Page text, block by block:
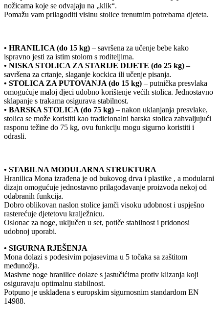
nožicama koje se odvajaju na „klik“.
Pomažu vam prilagoditi visinu stolice trenutnim potrebama djeteta.
• HRANILICA (do 15 kg) – savršena za učenje bebe kako
ispravno jesti za istim stolom s roditeljima.
• NISKA STOLICA ZA STARIJE DIJETE (do 25 kg) –
savršena za crtanje, slaganje kockica ili učenje pisanja.
• STOLICA ZA PUTOVANJA (do 15 kg) – putnička presvlaka
omogućuje maloj djeci udobno korištenje većih stolica. Jednostavno
sklapanje s trakama osigurava stabilnost.
• BARSKA STOLICA (do 75 kg) – nakon uklanjanja presvlake,
stolica se može koristiti kao tradicionalni barska stolica zahvaljujući
rasponu težine do 75 kg, ovu funkciju mogu sigurno koristiti i
odrasli.
• STABILNA MODULARNA STRUKTURA
Hranilica Mona izrađena je od bukovog drva i plastike , a modularni
dizajn omogućuje jednostavno prilagođavanje proizvoda nekoj od
odabranih funkcija.
Dobro oblikovan naslon stolice jamči visoku udobnost i uspješno
rasterećuje djetetovu kralježnicu.
Oslonac za noge, uključen u set, potiče stabilnost i pridonosi
udobnoj uporabi.
• SIGURNA RJEŠENJA
Mona dolazi s podesivim pojasevima u 5 točaka sa zaštitom
međunožja.
Masivne noge hranilice dolaze s jastučićima protiv klizanja koji
osiguravaju optimalnu stabilnost.
Potpuno je usklađena s europskim sigurnosnim standardom EN
14988.